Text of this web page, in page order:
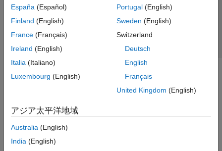
España (Español)
Finland (English)
France (Français)
Ireland (English)
Italia (Italiano)
Luxembourg (English)
Portugal(English)
Sweden (English)
Switzerland
Deutsch
English
Français
United Kingdom (English)
アジア太平洋地域
Australia (English)
India (English)